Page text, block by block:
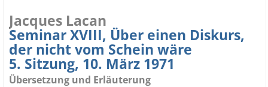
Jacques Lacan
Seminar XVIII, Über einen Diskurs,
der nicht vom Schein wäre
5. Sitzung, 10. März 1971
Übersetzung und Erläuterung